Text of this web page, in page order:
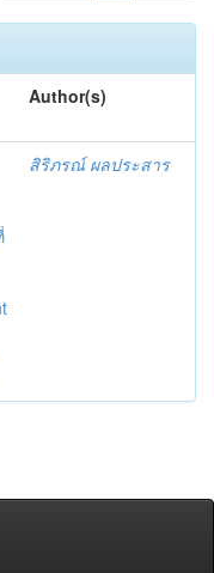
Author(s)
สิริภรณ์ ผลประสาร